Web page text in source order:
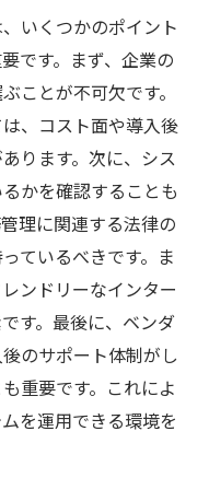
いくつかのポイント
です。まず、企業の
ことが不可欠です。
、コスト面や導入後
ります。次に、シス
かを確認することも
理に関連する法律の
ているべきです。ま
ンドリーなインター
す。最後に、ベンダ
のサポート体制がし
重要です。これによ
を運用できる環境を